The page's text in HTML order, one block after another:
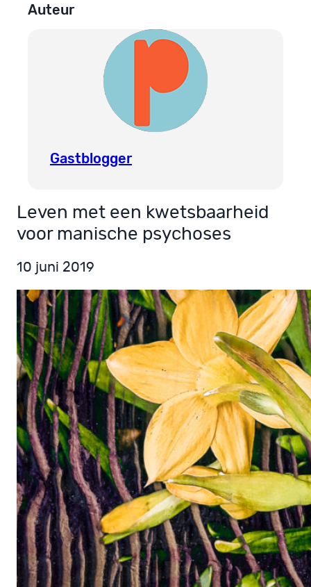
Auteur
Gastblogger
Leven met een kwetsbaarheid
voor manische psychoses
10 juni 2019